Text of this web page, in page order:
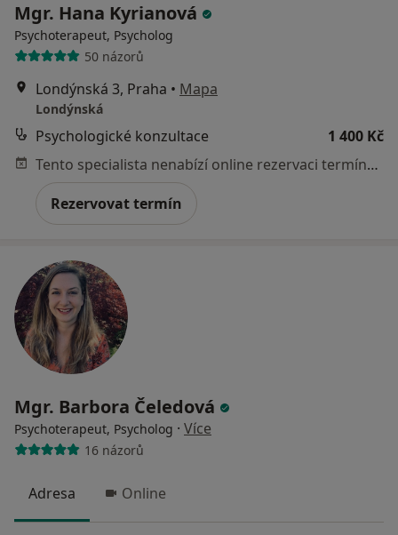
Mgr. Hana Kyrianová
Psychoterapeut, Psycholog
50 názorů
Londýnská 3, Praha • Mapa
Londýnská
Psychologické konzultace
1 400 Kč
Tento specialista nenabízí online rezervaci termínu na této adrese.
Rezervovat termín
Mgr. Barbora Čeledová
Psychoterapeut, Psycholog · Více
16 názorů
Adresa Online